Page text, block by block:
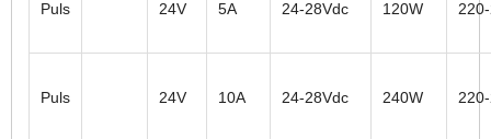
Puls 24V 5A 24-28Vdc 120W
Puls 24V 10A 24-28Vdc 240W